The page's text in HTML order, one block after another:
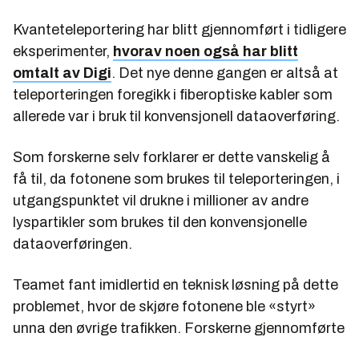
Kvanteteleportering har blitt gjennomført i tidligere
eksperimenter, hvorav noen også har blitt
omtalt av Digi. Det nye denne gangen er altså at
teleporteringen foregikk i fiberoptiske kabler som
allerede var i bruk til konvensjonell dataoverføring.
Som forskerne selv forklarer er dette vanskelig å
få til, da fotonene som brukes til teleporteringen, i
utgangspunktet vil drukne i millioner av andre
lyspartikler som brukes til den konvensjonelle
dataoverføringen.
Teamet fant imidlertid en teknisk løsning på dette
problemet, hvor de skjøre fotonene ble «styrt»
unna den øvrige trafikken. Forskerne gjennomførte